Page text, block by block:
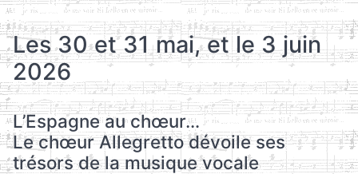
Les 30 et 31 mai, et le 3 juin
2026
L’Espagne au chœur…
Le chœur Allegretto dévoile ses
trésors de la musique vocale